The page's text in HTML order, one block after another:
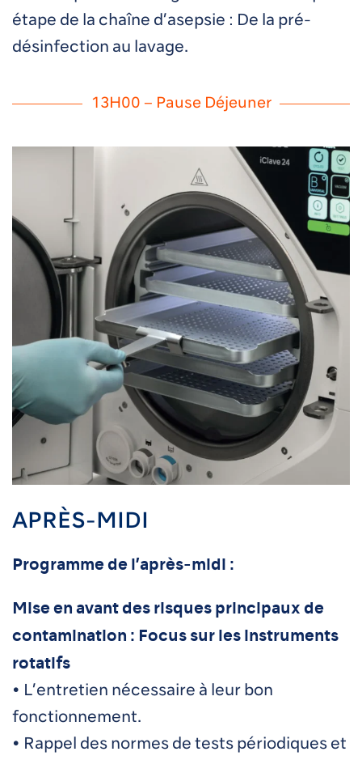
étape de la chaîne d’asepsie : De la pré-
désinfection au lavage.
13H00 – Pause Déjeuner
APRÈS-MIDI
Programme de l’après-midi :
Mise en avant des risques principaux de
contamination : Focus sur les instruments
rotatifs
• L’entretien nécessaire à leur bon
fonctionnement.
• Rappel des normes de tests périodiques et